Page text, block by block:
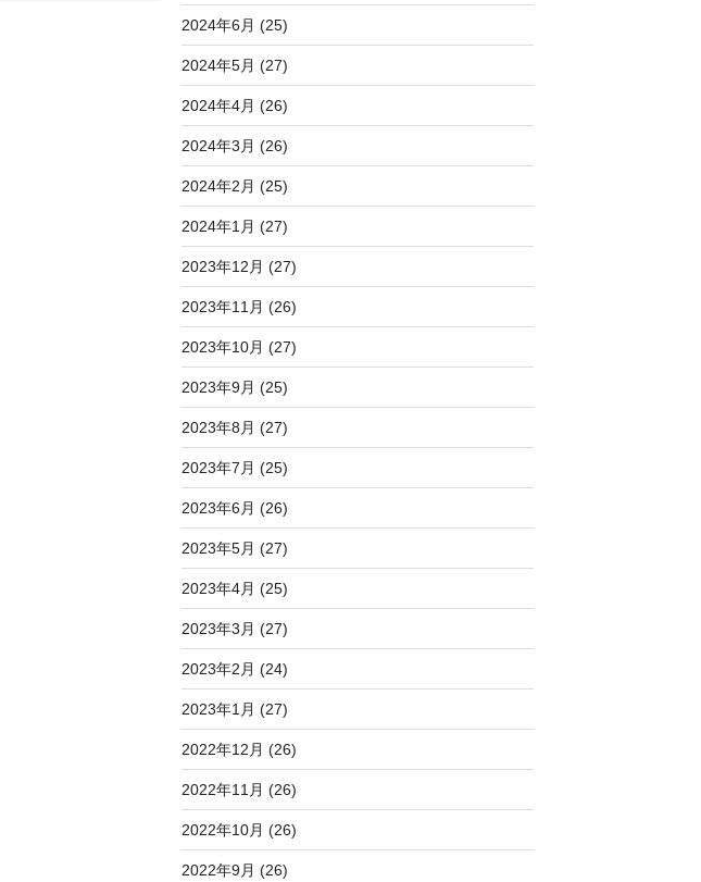
2024年6月 (25)
2024年5月 (27)
2024年4月 (26)
2024年3月 (26)
2024年2月 (25)
2024年1月 (27)
2023年12月 (27)
2023年11月 (26)
2023年10月 (27)
2023年9月 (25)
2023年8月 (27)
2023年7月 (25)
2023年6月 (26)
2023年5月 (27)
2023年4月 (25)
2023年3月 (27)
2023年2月 (24)
2023年1月 (27)
2022年12月 (26)
2022年11月 (26)
2022年10月 (26)
2022年9月 (26)